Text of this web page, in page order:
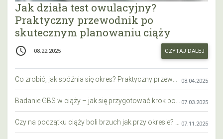
Jak działa test owulacyjny?
Praktyczny przewodnik po
skutecznym planowaniu ciąży
access_time 08.22.2025 CZYTAJ DALEJ
08.04.2025
07.03.2025
07.11.2025